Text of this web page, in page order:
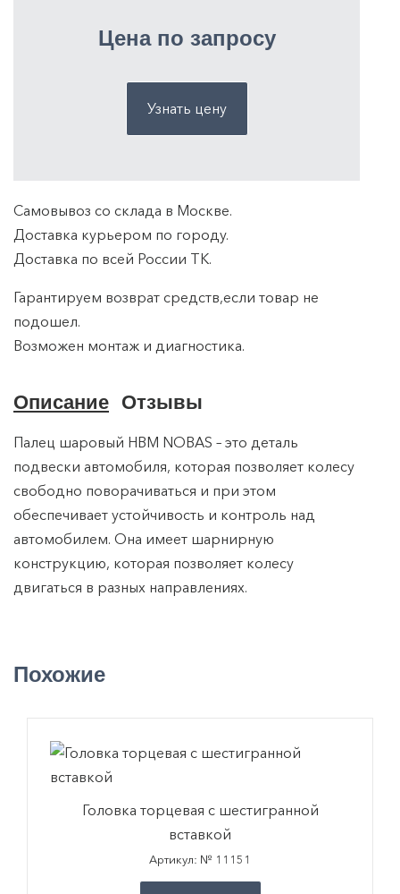
Цена по запросу
Узнать цену
Самовывоз со склада в Москве.
Доставка курьером по городу.
Доставка по всей России ТK.
Гарантируем возврат средств,если товар не
подошел.
Возможен монтаж и диагностика.
Описание Отзывы
Палец шаровый HBM NOBAS – это деталь
подвески автомобиля, которая позволяет колесу
свободно поворачиваться и при этом
обеспечивает устойчивость и контроль над
автомобилем. Она имеет шарнирную
конструкцию, которая позволяет колесу
двигаться в разных направлениях.
Похожие
Головка торцевая с шестигранной
вставкой
Артикул: № 11151